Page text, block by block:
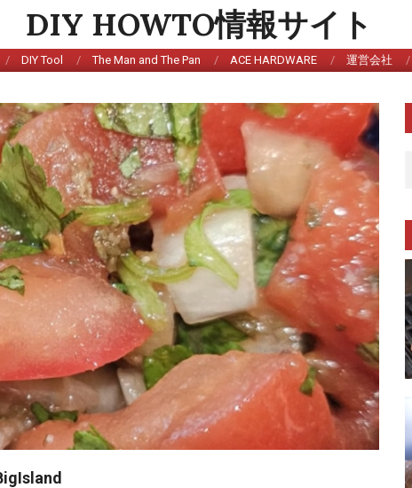
DIY HOWTO情報サイト
DIY Tool The Man and The Pan ACE HARDWARE 運営会社